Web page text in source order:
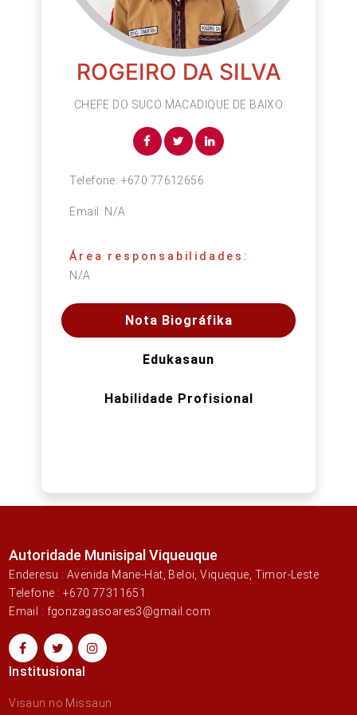
ROGEIRO DA SILVA
CHEFE DO SUCO MACADIQUE DE BAIXO
Telefone: +670 77612656
Email: N/A
Área responsabilidades:
N/A
Nota Biográfika
Edukasaun
Habilidade Profisional
Autoridade Munisipal Viqueuque
Enderesu : Avenida Mane-Hat, Beloi, Viqueque, Timor-Leste
Telefone : +670 77311651
Email : fgonzagasoares3@gmail.com
Institusional
Visaun no Missaun